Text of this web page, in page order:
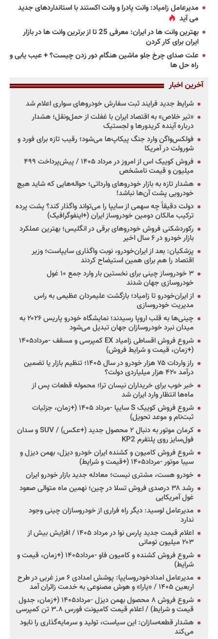
مدیرعامل زامیاد: وانت پادرا و وانت اکستند با استانداردهای جدید
می آید
بهترین وانت ها در ایران: معرفی 25 تا از برترین وانت ها در بازار
ایران برای کار کردن
علت صدای چرخ جلو ماشین هنگام دور زدن چیست؟ + عیب یابی و
راه حل ها
آخرین اخبار
شرایط جدید فرایند ثبت سفارش خودروهای سواری اعلام شد
«تیر خلاص» به اقتصاد ایران با غفلت از حمل‌ونقل؛ هشدار
درباره آینده کریدورها و لجستیک
فولکس‌واگن وارد جنگ پیکاپ‌ها می‌شود؛ رقیب تازه برای فورد و
شورولت در آمریکا
فروش کوییک اس از امروز در مرداد ۱۴۰۵ / پیش‌پرداخت ۴۹۹
میلیون و قیمت نامشخص
هشدار تازه به بازار خودروهای وارداتی؛ حواله‌هایی که شاید هیچ
خودرویی پشت آن‌ها نباشد!
دولت دقیقاً چه سهمی از سایپا را می‌تواند واگذار کند؟ پشت پرده
ترکیب مالکان دومین خودروساز ایران (+اینفوگرافیک)
رکوردشکنی فروش خودروهای برقی در انگلیس؛ بهترین عملکرد
بازار خودرو در ۶ سال اخیر
پزشکیان: بعد از ایران‌خودرو، نوبت واگذاری سایپاست؛ وزیر
اقتصاد را هم برای همین استیضاح کردند
۳ خودروساز چینی برای نخستین بار وارد جمع ۱۰ غول
خودروسازی جهان شدند
از ایران‌خودرو تا زامیاد؛ بازگشت علیمردان عظیمی به راس
مدیریت خودروسازی
چینی‌ها به قلب اروپا رسیدند؛ نمایشگاه خودرو پاریس ۲۰۲۶ به
میدان نبرد خودروسازان جهان تبدیل می‌شود
شروع فروش اقساطی زامیاد EX کمپرسی و مسقف -مرداد۱۴۰۵
(+زمان، قیمت و شرایط فروش)
راز واردات ۷۵ هزار خودرو در سال ۱۴۰۵؛ تنظیم بازار یا تضمین
درآمد ۴۲۰ هزار میلیاردی دولت؟
خبر خوب برای خریداران نیسان ترا؛ محموله قطعات پس از
ماه‌ها انتظار وارد ایران شد
شروع فروش کوییک S سایپا -مرداد ۱۴۰۵ (+زمان، جزئیات
ثبت‌نام و موعد تحویل)
کرمان موتور به دنبال ۲ محصول جدید (+عکس) / SUV و سدان
فول‌سایز روی پلتفرم KP2
شروع فروش کامیون و کشنده ایران خودرو دیزل، بهمن دیزل و
سیبا موتور -مرداد۱۴۰۵ (+قیمت و شرایط)
خودرو هست، مشتری نیست؛ معادله جدید بازار خودرو ایران
رشد ۳۸ درصدی فروش تسلا در چین؛ نهمین ماه متوالی صعود
غول آمریکایی
مدیرعامل لوسید: دیگر راه فراری از خودروسازان چینی وجود
ندارد
اعلام قیمت جدید پارس نوا در مرداد ۱۴۰۵ / افزایش بیش از
۲۰۳ میلیون تومانی
شروع فروش کشنده و کامیون فاو -مرداد۱۴۰۵ (+زمان، قیمت و
شرایط)
مدیرعامل امدادخودروسایپا: پوشش امدادی ۶ مرز غربی در طرح
اربعین ۱۴۰۵ / «یارا» و هوش مصنوعی به خدمت زائران آمد
شروع فروش ۸ محصول بهمن دیزل -مرداد۱۴۰۵ (+زمان، جدول
قیمت و شرایط) / اعلام قیمت کامیونت فورس ۳.۸ تن کمپرسی
هشدار قطعه‌سازان: این سیاست، تولید و سرمایه‌گذاری را نابود
می‌کند